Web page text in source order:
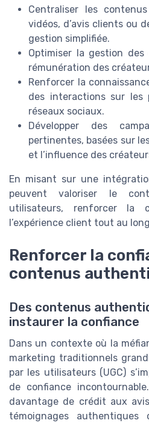
Centraliser les
vidéos, d’avis clients ou
gestion simplifiée.
Optimiser la gestion
rémunération des
Renforcer la
des interactions sur les
réseaux sociaux.
Développer des
pertinentes, basées sur
et l’influence des
En misant sur une
peuvent valoriser le
utilisateurs, renforcer la
l’expérience client tout au
Renforcer la
contenus
Des contenus
instaurer la confiance
Dans un contexte où la
marketing traditionnels
par les utilisateurs (UGC)
de confiance
davantage de crédit aux
témoignages authentiques